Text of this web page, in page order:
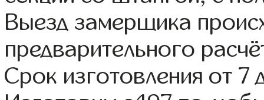
Выезд замерщика
предварительного
Срок изготовления от 7